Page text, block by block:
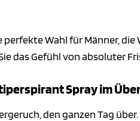
perfekte Wahl für Männer,
das Gefühl von absoluter
Spray im
den ganzen Tag über.